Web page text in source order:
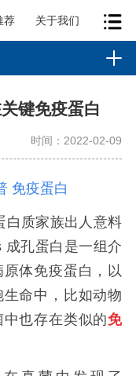
荐 关于我们
键免疫蛋白
时间：2022-02-09
免疫蛋白
质家族出人意料
成孔蛋白是一组介
体免疫蛋白，以
命中，比如动物
也存在类似的免